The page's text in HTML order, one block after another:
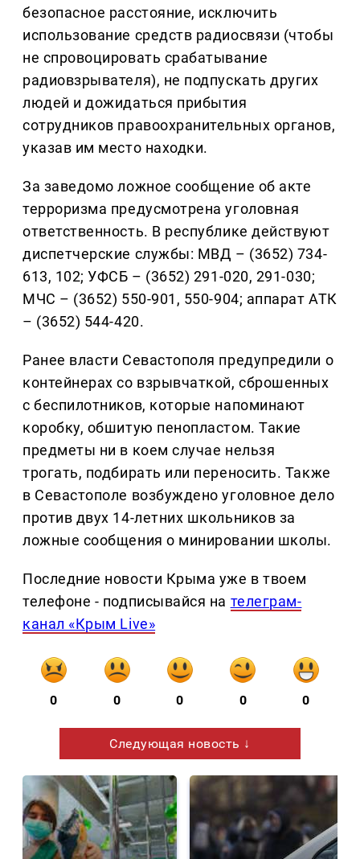
безопасное расстояние, исключить
использование средств радиосвязи (чтобы
не спровоцировать срабатывание
радиовзрывателя), не подпускать других
людей и дожидаться прибытия
сотрудников правоохранительных органов,
указав им место находки.
За заведомо ложное сообщение об акте
терроризма предусмотрена уголовная
ответственность. В республике действуют
диспетчерские службы: МВД – (3652) 734-
613, 102; УФСБ – (3652) 291-020, 291-030;
МЧС – (3652) 550-901, 550-904; аппарат АТК
– (3652) 544-420.
Ранее власти Севастополя предупредили о
контейнерах со взрывчаткой, сброшенных
с беспилотников, которые напоминают
коробку, обшитую пенопластом. Такие
предметы ни в коем случае нельзя
трогать, подбирать или переносить. Также
в Севастополе возбуждено уголовное дело
против двух 14-летних школьников за
ложные сообщения о минировании школы.
Последние новости Крыма уже в твоем
телефоне - подписывайся на телеграм-
канал «Крым Live»
0 0 0 0 0
Следующая новость ↓